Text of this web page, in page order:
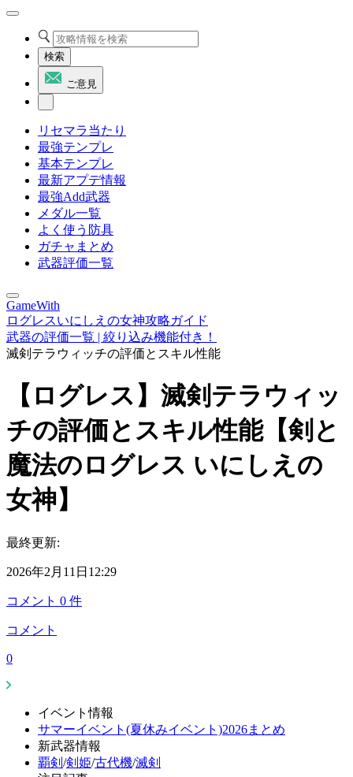
検索
ご意見
リセマラ当たり
最強テンプレ
基本テンプレ
最新アプデ情報
最強Add武器
メダル一覧
よく使う防具
ガチャまとめ
武器評価一覧
GameWith
ログレスいにしえの女神攻略ガイド
武器の評価一覧 | 絞り込み機能付き！
滅剣テラウィッチの評価とスキル性能
【ログレス】滅剣テラウィッ
チの評価とスキル性能【剣と
魔法のログレス いにしえの
女神】
最終更新:
2026年2月11日12:29
コメント 0 件
コメント
0
イベント情報
サマーイベント(夏休みイベント)2026まとめ
新武器情報
覇剣 /剣姫/古代機/滅剣